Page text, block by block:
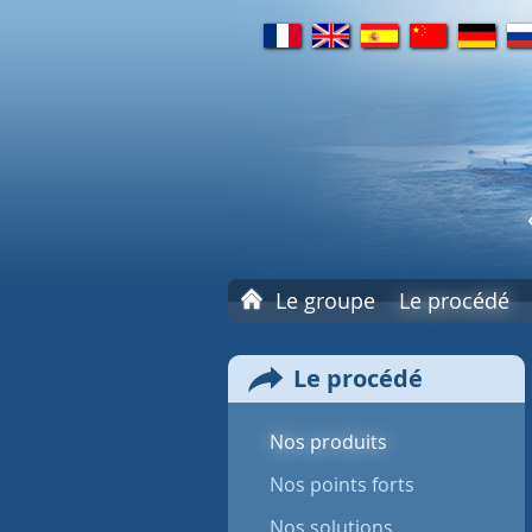
fr en es cn de ru
A
u
e
i
Le groupe Le procédé
Le procédé
Nos produits
Nos points forts